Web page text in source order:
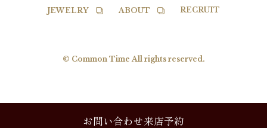
© Common Time All rights reserved.
JEWELRY ABOUT RECRUIT
お問い合わせ来店予約